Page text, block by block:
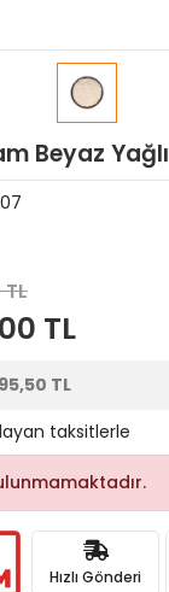
Beyaz Yağlı
TL
TL
taksitlerle
Hızlı Gönderi